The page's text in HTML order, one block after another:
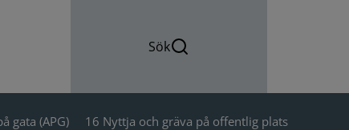
Sök
gata (APG) 16 Nyttja och gräva på offentlig plats